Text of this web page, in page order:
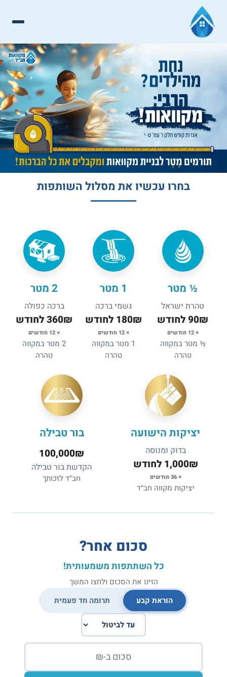
בחרו עכשיו את מסלול השותפות
½ מטר
טהרת ישראל
90₪ לחודש
× 12 חודשים
½ מטר במקווה
טהרה
1 מטר
גשמי ברכה
180₪ לחודש
× 12 חודשים
1 מטר במקווה
טהרה
2 מטר
ברכה כפולה
360₪ לחודש
× 12 חודשים
2 מטר במקווה
טהרה
יציקות הישועה
בדוק ומנוסה
1,000₪ לחודש
× 36 חודשים
יציקות מקווה חב״ד
בור טבילה
100,000₪
הקדשת בור טבילה
חב״ד לזכותך
סכום אחר?
כל השתתפות משמעותית!
הזינו את הסכום ולחצו המשך
הוראת קבע
תרומה חד פעמית